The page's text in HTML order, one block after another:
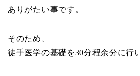
ありがたい事です。
そのため、
徒手医学の基礎を30分程余分に行